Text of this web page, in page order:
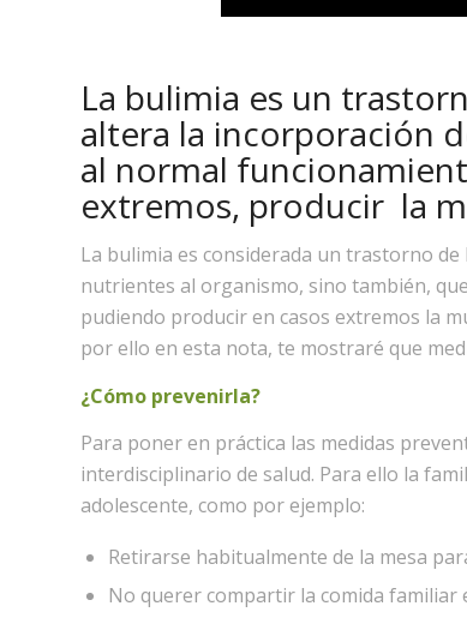
La bulimia es un
altera la incorporación
al normal
extremos, producir la
La bulimia es considerada un trastorno
nutrientes al organismo, sino también,
pudiendo producir en casos extremos la
por ello en esta nota, te mostraré que
¿Cómo prevenirla?
Para poner en práctica las medidas
interdisciplinario de salud. Para ello la
adolescente, como por ejemplo:
Retirarse habitualmente de la mesa
No querer compartir la comida familiar